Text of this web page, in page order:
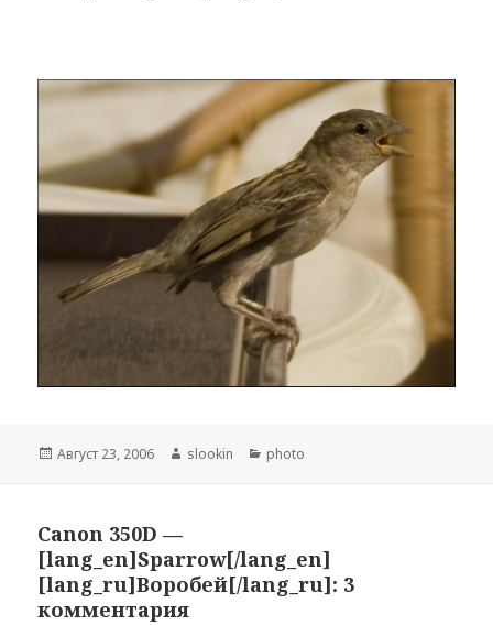
Опубликовано
Август 23, 2006 Автор
slookin Рубрики
photo
Canon 350D —
[lang_en]Sparrow[/lang_en]
[lang_ru]Воробей[/lang_ru]: 3
комментария